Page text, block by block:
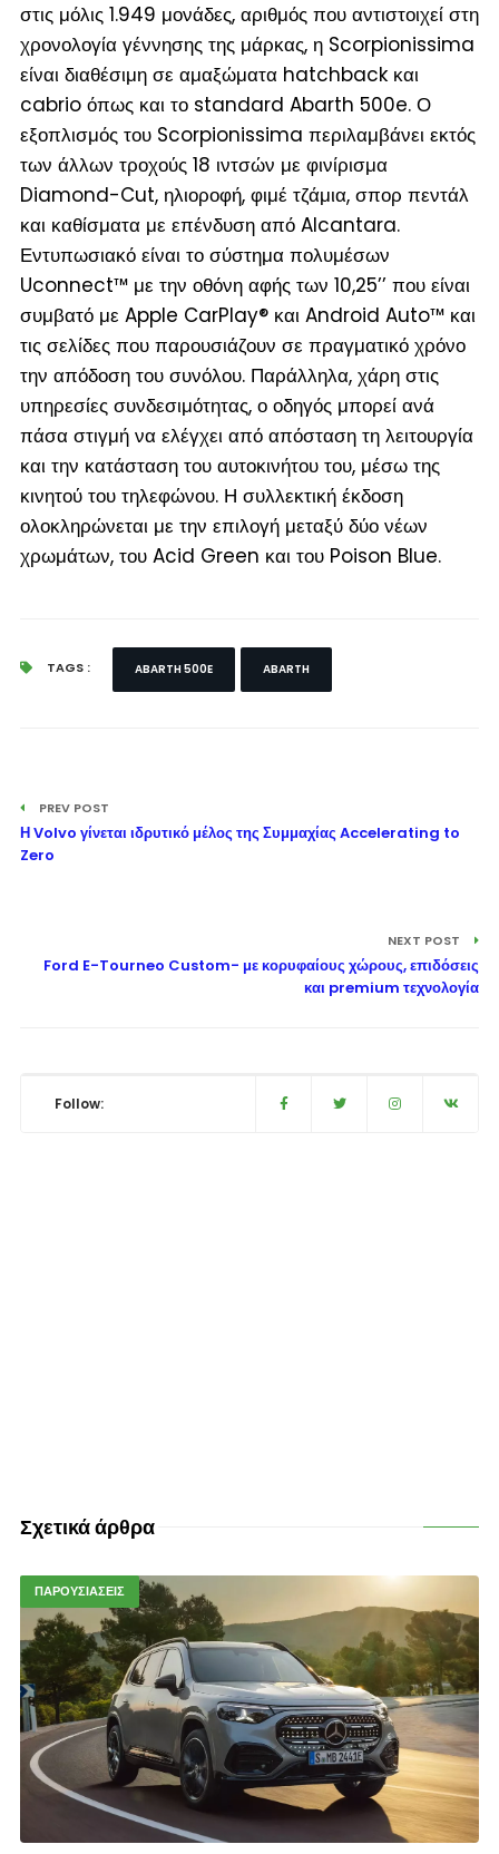
στις μόλις 1.949 μονάδες, αριθμός που αντιστοιχεί στη
χρονολογία γέννησης της μάρκας, η Scorpionissima
είναι διαθέσιμη σε αμαξώματα hatchback και
cabrio όπως και το standard Abarth 500e. Ο
εξοπλισμός του Scorpionissima περιλαμβάνει εκτός
των άλλων τροχούς 18 ιντσών με φινίρισμα
Diamond-Cut, ηλιοροφή, φιμέ τζάμια, σπορ πεντάλ
και καθίσματα με επένδυση από Alcantara.
Εντυπωσιακό είναι το σύστημα πολυμέσων
Uconnect™ με την οθόνη αφής των 10,25’’ που είναι
συμβατό με Apple CarPlay® και Android Auto™ και
τις σελίδες που παρουσιάζουν σε πραγματικό χρόνο
την απόδοση του συνόλου. Παράλληλα, χάρη στις
υπηρεσίες συνδεσιμότητας, ο οδηγός μπορεί ανά
πάσα στιγμή να ελέγχει από απόσταση τη λειτουργία
και την κατάσταση του αυτοκινήτου του, μέσω της
κινητού του τηλεφώνου. Η συλλεκτική έκδοση
ολοκληρώνεται με την επιλογή μεταξύ δύο νέων
χρωμάτων, του Acid Green και του Poison Blue.
TAGS : ABARTH 500E ABARTH
PREV POST
Η Volvo γίνεται ιδρυτικό μέλος της Συμμαχίας Accelerating to
Zero
NEXT POST
Ford E-Tourneo Custom- με κορυφαίους χώρους, επιδόσεις
και premium τεχνολογία
Follow:
Σχετικά άρθρα
ΠΑΡΟΥΣΙΑΣΕΙΣ